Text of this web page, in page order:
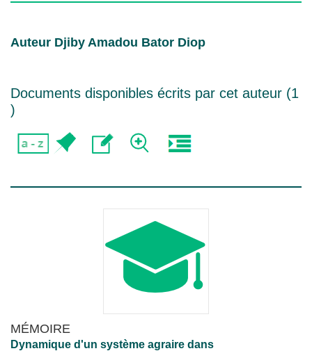
Auteur Djiby Amadou Bator Diop
Documents disponibles écrits par cet auteur (1
)
MÉMOIRE
Dynamique d'un système agraire dans